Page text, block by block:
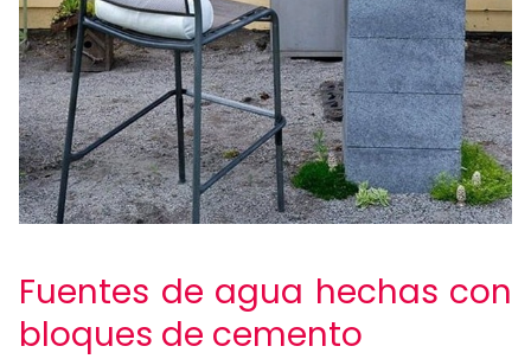
Fuentes de agua hechas con
bloques de cemento